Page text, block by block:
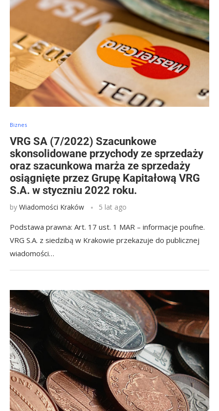
Biznes
VRG SA (7/2022) Szacunkowe
skonsolidowane przychody ze sprzedaży
oraz szacunkowa marża ze sprzedaży
osiągnięte przez Grupę Kapitałową VRG
S.A. w styczniu 2022 roku.
by Wiadomości Kraków 5 lat ago
Podstawa prawna: Art. 17 ust. 1 MAR – informacje poufne.
VRG S.A. z siedzibą w Krakowie przekazuje do publicznej
wiadomości…